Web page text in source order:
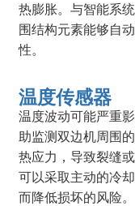
热膨胀。与智能系
围结构元素能够自
性。
温度传感器
温度波动可能严重
助监测双边机周围
热应力，导致裂缝
可以采取主动的冷
而降低损坏的风险。